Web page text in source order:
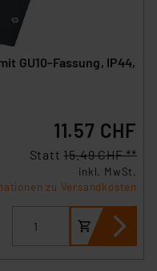
GU10-Fassung, IP44,
11.57 CHF
Statt15.49 CHF **
inkl. MwSt.
zu Versandkosten